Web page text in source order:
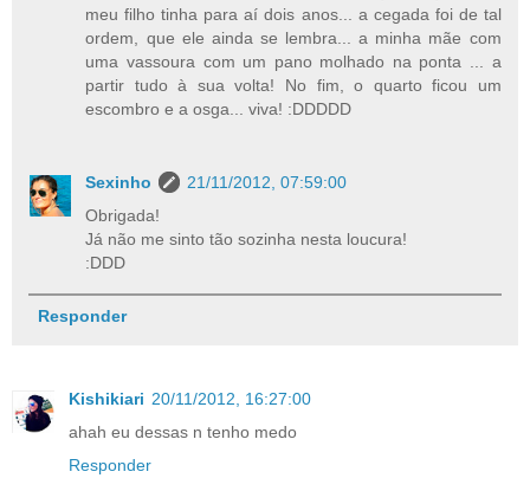
meu filho tinha para aí dois anos... a cegada foi de tal
ordem, que ele ainda se lembra... a minha mãe com
uma vassoura com um pano molhado na ponta ... a
partir tudo à sua volta! No fim, o quarto ficou um
escombro e a osga... viva! :DDDDD
Sexinho
21/11/2012, 07:59:00
Obrigada!
Já não me sinto tão sozinha nesta loucura!
:DDD
Responder
Kishikiari 20/11/2012, 16:27:00
ahah eu dessas n tenho medo
Responder